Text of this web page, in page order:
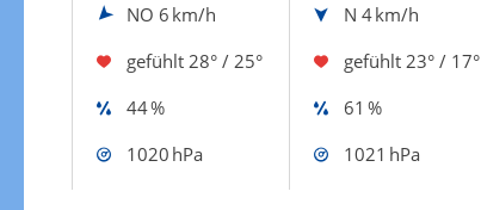
NO 6 km/h N 4 km/h
gefühlt 28° / 25° gefühlt 23° / 17°
44 %
61 %
1020 hPa
1021 hPa